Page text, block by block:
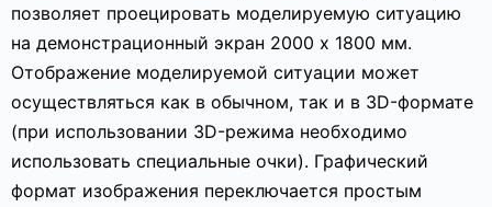
позволяет проецировать моделируемую ситуацию
на демонстрационный экран 2000 х 1800 мм.
Отображение моделируемой ситуации может
осуществляться как в обычном, так и в 3D-формате
(при использовании 3D-режима необходимо
использовать специальные очки). Графический
формат изображения переключается простым